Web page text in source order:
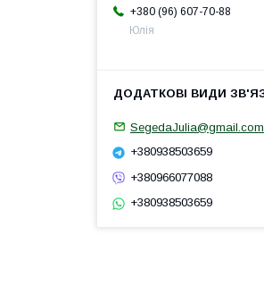
+380 (96) 607-70-88
Юлія
SegedaJulia@gmail.com
+380938503659
+380966077088
+380938503659